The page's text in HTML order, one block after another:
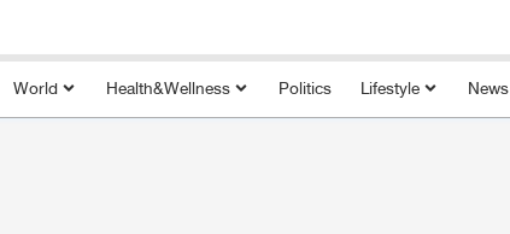
World Health&Wellness Politics Lifestyle News